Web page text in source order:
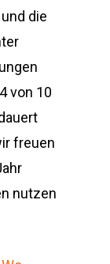
die
von 10
freuen
nutzen